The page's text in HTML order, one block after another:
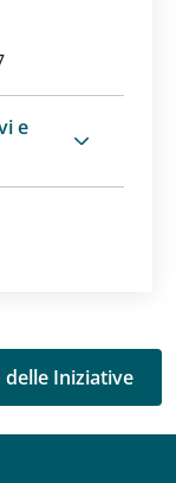
e
Iniziative